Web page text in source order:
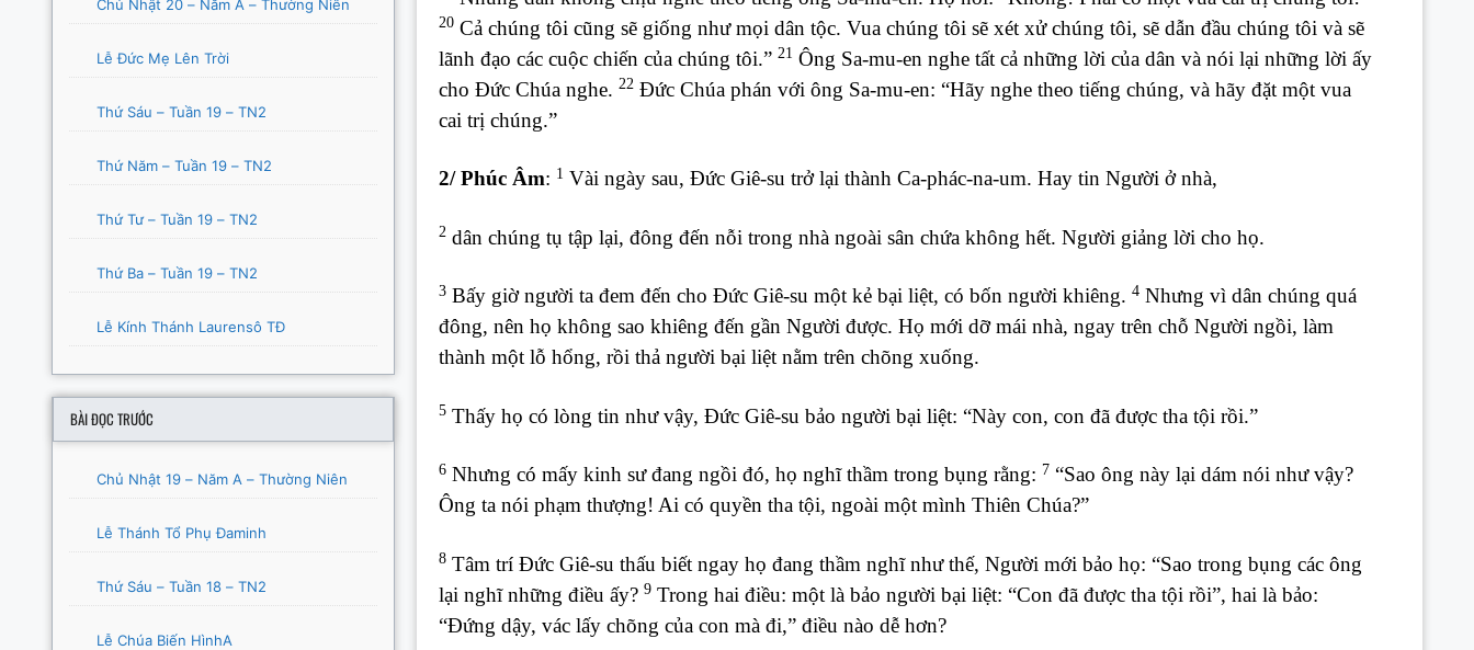
20Cả chúng tôi cũng sẽ giống như mọi dân tộc. Vua chúng tôi sẽ xét xử chúng tôi, sẽ dẫn đầu chúng tôi và sẽ
lãnh đạo các cuộc chiến của chúng tôi.” 21 Ông Sa-mu-en nghe tất cả những lời của dân và nói lại những lời ấy
cho Đức Chúa nghe. 22Đức Chúa phán với ông Sa-mu-en: “Hãy nghe theo tiếng chúng, và hãy đặt một vua
cai trị chúng.”
2/ Phúc Âm: 1 Vài ngày sau, Đức Giê-su trở lại thành Ca-phác-na-um. Hay tin Người ở nhà,
2dân chúng tụ tập lại, đông đến nỗi trong nhà ngoài sân chứa không hết. Người giảng lời cho họ.
3Bấy giờ người ta đem đến cho Đức Giê-su một kẻ bại liệt, có bốn người khiêng. 4Nhưng vì dân chúng quá
đông, nên họ không sao khiêng đến gần Người được. Họ mới dỡ mái nhà, ngay trên chỗ Người ngồi, làm
thành một lỗ hổng, rồi thả người bại liệt nằm trên chõng xuống.
5Thấy họ có lòng tin như vậy, Đức Giê-su bảo người bại liệt: “Này con, con đã được tha tội rồi.”
6Nhưng có mấy kinh sư đang ngồi đó, họ nghĩ thầm trong bụng rằng: 7 “Sao ông này lại dám nói như vậy?
Ông ta nói phạm thượng! Ai có quyền tha tội, ngoài một mình Thiên Chúa?”
8Tâm trí Đức Giê-su thấu biết ngay họ đang thầm nghĩ như thế, Người mới bảo họ: “Sao trong bụng các ông
lại nghĩ những điều ấy? 9Trong hai điều: một là bảo người bại liệt: “Con đã được tha tội rồi”, hai là bảo:
“Đứng dậy, vác lấy chõng của con mà đi,” điều nào dễ hơn?
Chủ Nhật 20 – Năm A – Thường Niên
Lễ Đức Mẹ Lên Trời
Thứ Sáu – Tuần 19 – TN2
Thứ Năm – Tuần 19 – TN2
Thứ Tư – Tuần 19 – TN2
Thứ Ba – Tuần 19 – TN2
Lễ Kính Thánh Laurensô TĐ
BÀI ĐỌC TRƯỚC
Chủ Nhật 19 – Năm A – Thường Niên
Lễ Thánh Tổ Phụ Đaminh
Thứ Sáu – Tuần 18 – TN2
Lễ Chúa Biến HìnhA